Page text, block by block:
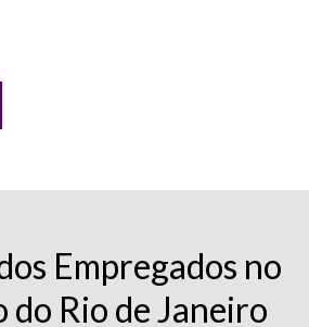
Empregados no
do Rio de Janeiro